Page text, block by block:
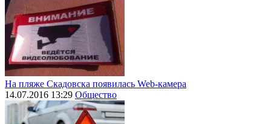
На пляже Скадовска появилась Web-камера
14.07.2016 13:29 Общество